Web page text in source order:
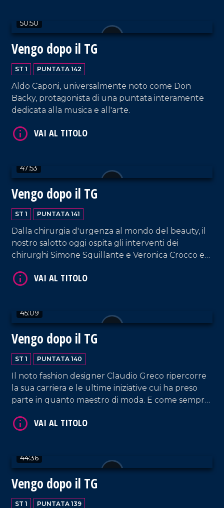
50:50
Vengo dopo il TG
ST 1 PUNTATA 142
Aldo Caponi, universalmente noto come Don
Backy, protagonista di una puntata interamente
dedicata alla musica e all'arte.
47:53
Vengo dopo il TG
ST 1 PUNTATA 141
Dalla chirurgia d'urgenza al mondo del beauty, il
nostro salotto oggi ospita gli interventi dei
chirurghi Simone Squillante e Veronica Crocco e
"Kate Sherasade Vibo Valentia", supportata dal
45:09
Vengo dopo il TG
ST 1 PUNTATA 140
Il noto fashion designer Claudio Greco ripercorre
la sua carriera e le ultime iniziative cui ha preso
parte in quanto maestro di moda. E come sempre,
44:36
Vengo dopo il TG
ST 1 PUNTATA 139
VAI AL TITOLO
VAI AL TITOLO
VAI AL TITOLO
VAI AL TITOLO
VAI AL TITOLO